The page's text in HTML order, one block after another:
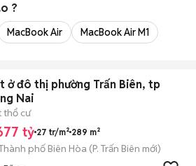
?
MacBook Air MacBook Air M1
ở đô thị phường Trấn Biên, tp
Nai
thổ cư
tỷ 27 tr/m² 289 m²
phố Biên Hòa (P. Trấn Biên mới)